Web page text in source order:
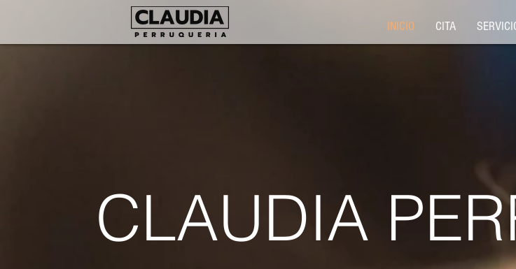
INICIO CITA
CLAUDIA